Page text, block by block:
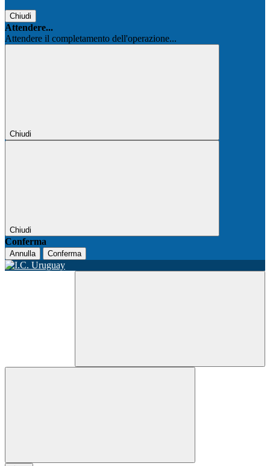
Chiudi
Attendere...
Attendere il completamento dell'operazione...
Chiudi
Chiudi
Conferma
Annulla Conferma